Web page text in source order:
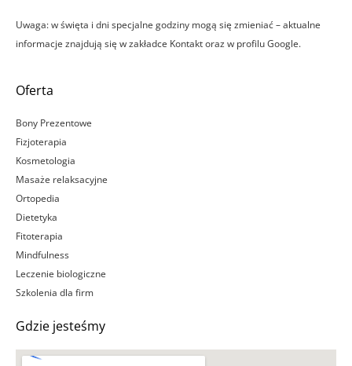
Uwaga: w święta i dni specjalne godziny mogą się zmieniać – aktualne
informacje znajdują się w zakładce Kontakt oraz w profilu Google.
Oferta
Bony Prezentowe
Fizjoterapia
Kosmetologia
Masaże relaksacyjne
Ortopedia
Dietetyka
Fitoterapia
Mindfulness
Leczenie biologiczne
Szkolenia dla firm
Gdzie jesteśmy